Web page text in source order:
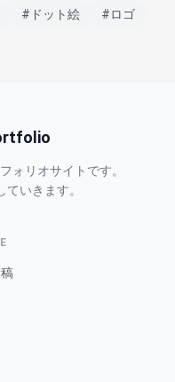
#ドット絵
#ロゴ
ォリオサイトです。
いきます。